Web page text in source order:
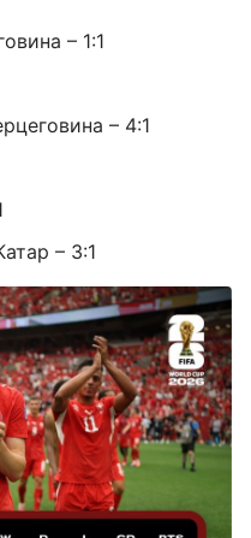
– 1:1
– 4:1
– 3:1